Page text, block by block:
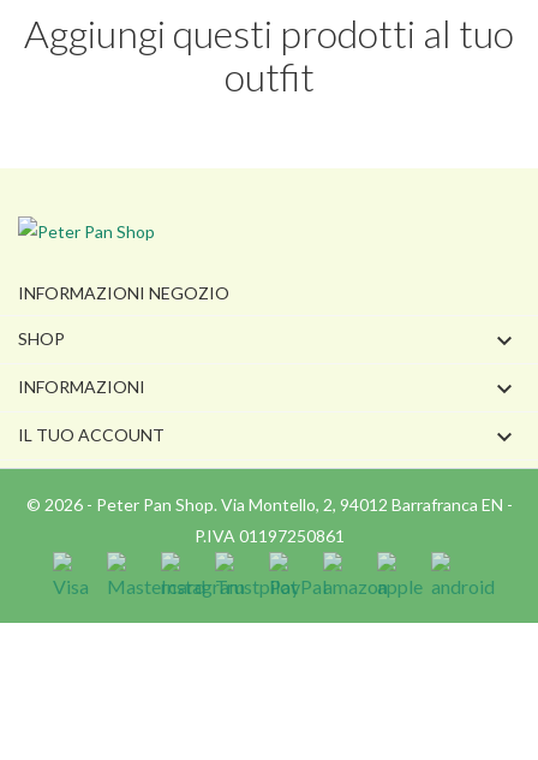
Aggiungi questi prodotti al tuo
outfit
INFORMAZIONI NEGOZIO
SHOP 
INFORMAZIONI 
IL TUO ACCOUNT 
© 2026 - Peter Pan Shop. Via Montello, 2, 94012 Barrafranca EN -
P.IVA 01197250861